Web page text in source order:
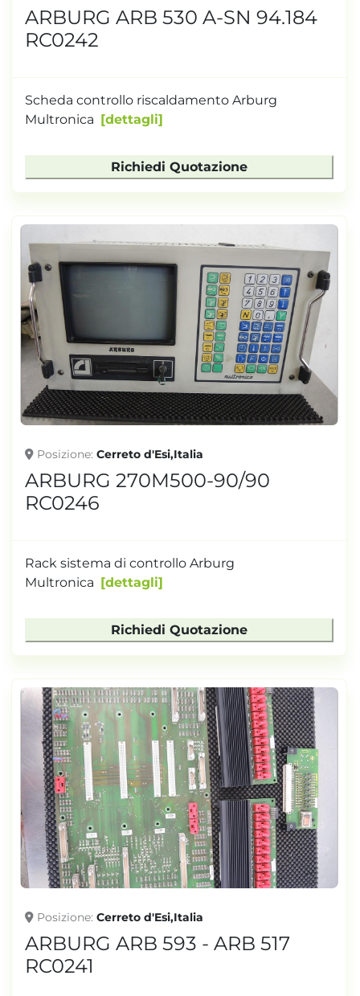
ARBURG ARB 530 A-SN 94.184
RC0242
Scheda controllo riscaldamento Arburg
Multronica
dettagli
Richiedi Quotazione
Posizione Cerreto d'Esi,Italia
ARBURG 270M500-90/90
RC0246
Rack sistema di controllo Arburg
Multronica
dettagli
Richiedi Quotazione
Posizione Cerreto d'Esi,Italia
ARBURG ARB 593 - ARB 517
RC0241